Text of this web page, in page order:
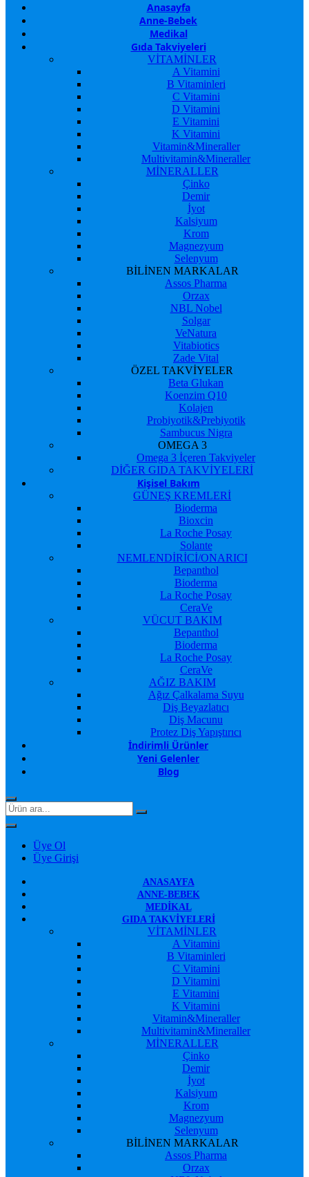
Anasayfa
Anne-Bebek
Medikal
Gıda Takviyeleri
VİTAMİNLER
A Vitamini
B Vitaminleri
C Vitamini
D Vitamini
E Vitamini
K Vitamini
Vitamin&Mineraller
Multivitamin&Mineraller
MİNERALLER
Çinko
Demir
İyot
Kalsiyum
Krom
Magnezyum
Selenyum
BİLİNEN MARKALAR
Assos Pharma
Orzax
NBL Nobel
Solgar
VeNatura
Vitabiotics
Zade Vital
ÖZEL TAKVİYELER
Beta Glukan
Koenzim Q10
Kolajen
Probiyotik&Prebiyotik
Sambucus Nigra
OMEGA 3
Omega 3 İçeren Takviyeler
DİĞER GIDA TAKVİYELERİ
Kişisel Bakım
GÜNEŞ KREMLERİ
Bioderma
Bioxcin
La Roche Posay
Solante
NEMLENDİRİCİ/ONARICI
Bepanthol
Bioderma
La Roche Posay
CeraVe
VÜCUT BAKIM
Bepanthol
Bioderma
La Roche Posay
CeraVe
AĞIZ BAKIM
Ağız Çalkalama Suyu
Diş Beyazlatıcı
Diş Macunu
Protez Diş Yapıştırıcı
İndirimli Ürünler
Yeni Gelenler
Blog
Üye Ol
Üye Girişi
ANASAYFA
ANNE-BEBEK
MEDIKAL
GIDA TAKVIYELERI
VİTAMİNLER
A Vitamini
B Vitaminleri
C Vitamini
D Vitamini
E Vitamini
K Vitamini
Vitamin&Mineraller
Multivitamin&Mineraller
MİNERALLER
Çinko
Demir
İyot
Kalsiyum
Krom
Magnezyum
Selenyum
BİLİNEN MARKALAR
Assos Pharma
Orzax